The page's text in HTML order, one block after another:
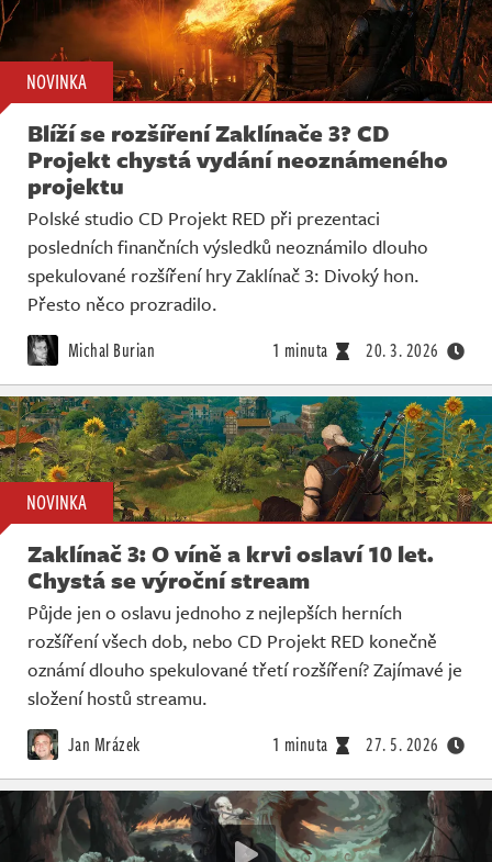
NOVINKA
Blíží se rozšíření Zaklínače 3? CD
Projekt chystá vydání neoznámeného
projektu
Polské studio CD Projekt RED při prezentaci
posledních finančních výsledků neoznámilo dlouho
spekulované rozšíření hry Zaklínač 3: Divoký hon.
Přesto něco prozradilo.
Michal Burian 1 minuta 20. 3. 2026
NOVINKA
Zaklínač 3: O víně a krvi oslaví 10 let.
Chystá se výroční stream
Půjde jen o oslavu jednoho z nejlepších herních
rozšíření všech dob, nebo CD Projekt RED konečně
oznámí dlouho spekulované třetí rozšíření? Zajímavé je
složení hostů streamu.
Jan Mrázek 1 minuta 27. 5. 2026